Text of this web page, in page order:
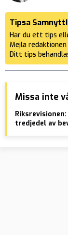
Tipsa Samnytt!
Har du ett tips
Mejla redaktionen
Ditt tips
Missa inte
Riksrevisionen:
tredjedel av